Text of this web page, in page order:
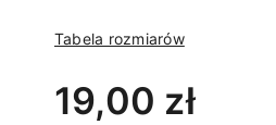
Tabela rozmiarów
19,00 zł